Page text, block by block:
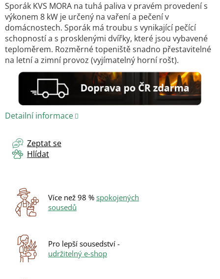
Sporák KVS MORA na tuhá paliva v pravém provedení s
výkonem 8 kW je určený na vaření a pečení v
domácnostech. Sporák má troubu s vynikající pečící
schopností a s prosklenými dvířky, které jsou vybavené
teploměrem. Rozměrné topeniště snadno přestavitelné
na letní a zimní provoz (vyjímatelný horní rošt).
Detailní informace
Zeptat se
Hlídat
Více než 98 % spokojených
sousedů
Pro lepší sousedství -
udržitelný e-shop